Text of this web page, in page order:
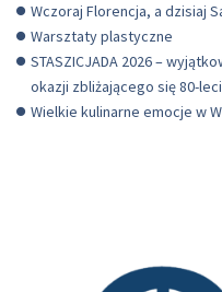
Wczoraj Florencja, a dzisiaj
Warsztaty plastyczne
STASZICJADA 2026 –
okazji zbliżającego się 80-
Wielkie kulinarne emocje w